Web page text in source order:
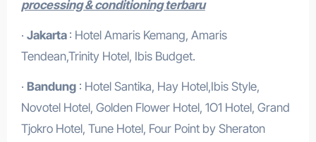
processing & conditioning terbaru
· Jakarta : Hotel Amaris Kemang, Amaris
Tendean,Trinity Hotel, Ibis Budget.
· Bandung: Hotel Santika, Hay Hotel,Ibis Style,
Novotel Hotel, Golden Flower Hotel, 1O1 Hotel, Grand
Tjokro Hotel, Tune Hotel, Four Point by Sheraton